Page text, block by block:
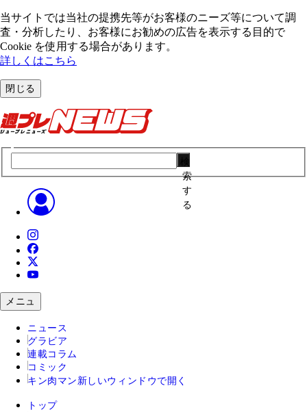
当サイトでは当社の提携先等がお客様のニーズ等について調
査・分析したり、お客様にお勧めの広告を表⽰する⽬的で
Cookie を使⽤する場合があります。
詳しくはこちら
閉じる
索
す
る
メニュ
ニュース
グラビア
連載コラム
コミック
キン肉マン 新しいウィンドウで開く
トップ